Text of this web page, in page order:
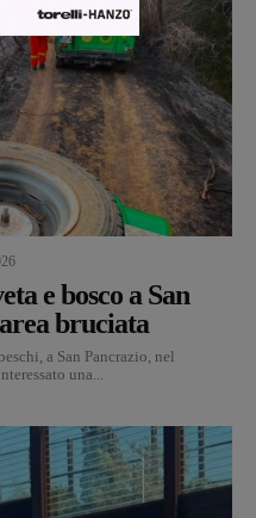
e bosco a San
bruciata
a San Pancrazio, nel
una...